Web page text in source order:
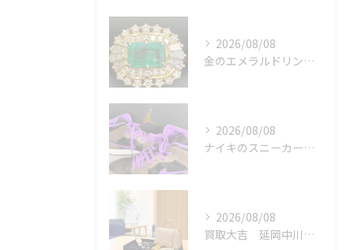
2026/08/08
金のエメラルドリングをお買取りさせていただきました。
2026/08/08
ナイキのスニーカー「エアジョーダン １ミッド パロミノ」をお...
2026/08/08
買取大吉 延岡中川原店の断りやすい査定